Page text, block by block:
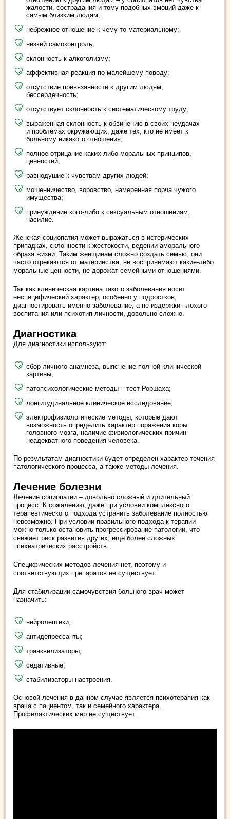
жалости, сострадания и тому подобных эмоций даже к
самым близким людям;
небрежное отношение к чему-то материальному;
низкий самоконтроль;
склонность к алкоголизму;
аффективная реакция по малейшему поводу;
отсутствие привязанности к другим людям,
бессердечность;
отсутствует склонность к систематическому труду;
выраженная склонность к обвинению в своих неудачах
и проблемах окружающих, даже тех, кто не имеет к
больному никакого отношения;
полное отрицание каких-либо моральных принципов,
ценностей;
равнодушие к чувствам других людей;
мошенничество, воровство, намеренная порча чужого
имущества;
принуждение кого-либо к сексуальным отношениям,
насилие.
Женская социопатия может выражаться в истерических
припадках, склонности к жестокости, ведении аморального
образа жизни. Таким женщинам сложно создать семью, они
часто отрекаются от материнства, не воспринимают какие-либо
моральные ценности, не дорожат семейными отношениями.
Так как клиническая картина такого заболевания носит
неспецифический характер, особенно у подростков,
диагностировать именно заболевание, а не издержки плохого
воспитания или психотип личности, довольно сложно.
Диагностика
Для диагностики используют:
сбор личного анамнеза, выяснение полной клинической
картины;
патопсихологические методы – тест Роршаха;
лонгитудинальное клиническое исследование;
электрофизиологические методы, которые дают
возможность определить характер поражения коры
головного мозга, наличие физиологических причин
неадекватного поведения человека.
По результатам диагностики будет определен характер течения
патологического процесса, а также методы лечения.
Лечение болезни
Лечение социопатии – довольно сложный и длительный
процесс. К сожалению, даже при условии комплексного
терапевтического подхода устранить заболевание полностью
невозможно. При условии правильного подхода к терапии
можно только остановить прогрессирование патологии, что
снижает риск развития других, еще более сложных
психиатрических расстройств.
Специфических методов лечения нет, поэтому и
соответствующих препаратов не существует.
Для стабилизации самочувствия больного врач может
назначить:
нейролептики;
антидепрессанты;
транквилизаторы;
седативные;
стабилизаторы настроения.
Основой лечения в данном случае является психотерапия как
врача с пациентом, так и семейного характера.
Профилактических мер не существует.